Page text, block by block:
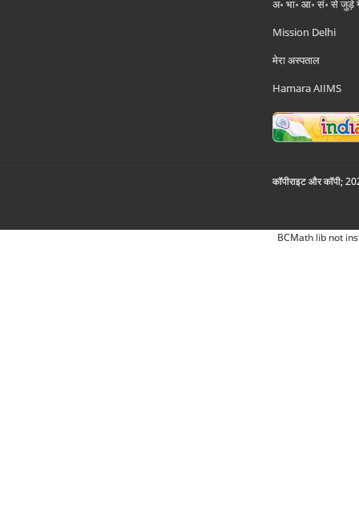
अ॰ भा॰ आ॰ सं॰ से जुड़े
Mission Delhi
मेरा अस्पताल
Hamara AIIMS
कॉपीराइट और कॉपी;
BCMath lib not